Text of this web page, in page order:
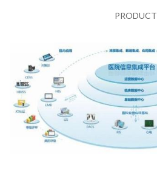
PRODUCT